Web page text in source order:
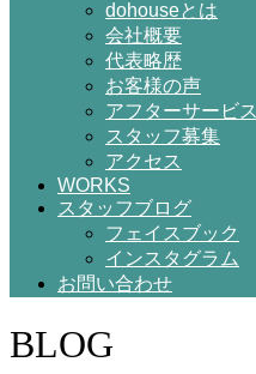
dohouseとは
会社概要
代表略歴
お客様の声
アフターサービス
スタッフ募集
アクセス
WORKS
スタッフブログ
フェイスブック
インスタグラム
お問い合わせ
BLOG